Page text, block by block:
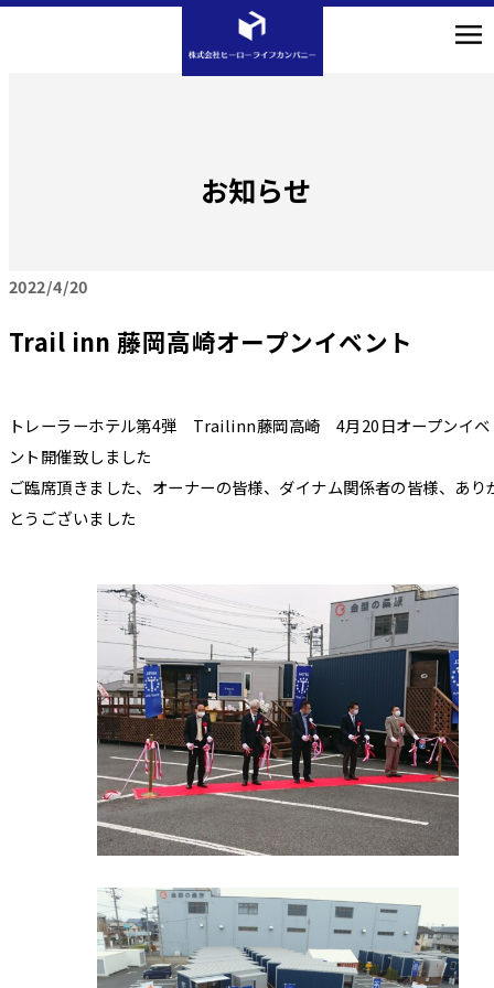
お知らせ
2022 4/20
Trail inn 藤岡高崎オープンイベント
トレーラーホテル第4弾 Trailinn藤岡高崎 4月20日オープンイベ
ント開催致しました
ご臨席頂きました、オーナーの皆様、ダイナム関係者の皆様、あり
とうございました